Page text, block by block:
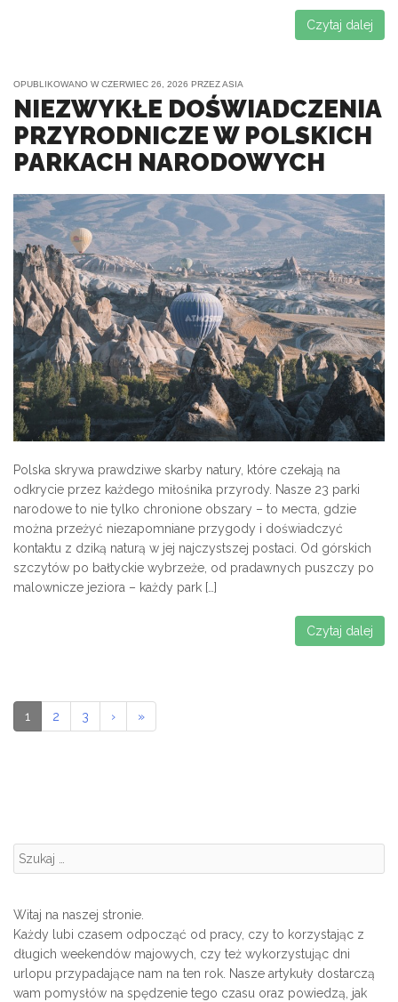
Czytaj dalej
OPUBLIKOWANO WCZERWIEC 26, 2026 PRZEZASIA
NIEZWYKŁE DOŚWIADCZENIA
PRZYRODNICZE W POLSKICH
PARKACH NARODOWYCH
Polska skrywa prawdziwe skarby natury, które czekają na
odkrycie przez każdego miłośnika przyrody. Nasze 23 parki
narodowe to nie tylko chronione obszary – to места, gdzie
można przeżyć niezapomniane przygody i doświadczyć
kontaktu z dziką naturą w jej najczystszej postaci. Od górskich
szczytów po bałtyckie wybrzeże, od pradawnych puszczy po
malownicze jeziora – każdy park […]
Czytaj dalej
1 2 3 › »
Szukanie:
Witaj na naszej stronie.
Każdy lubi czasem odpocząć od pracy, czy to korzystając z
długich weekendów majowych, czy też wykorzystując dni
urlopu przypadające nam na ten rok. Nasze artykuły dostarczą
wam pomysłów na spędzenie tego czasu oraz powiedzą, jak